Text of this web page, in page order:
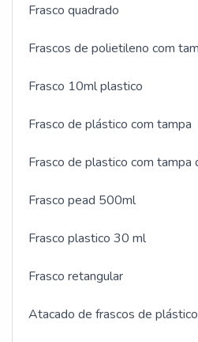
Frasco quadrado
Frascos de polietileno com
Frasco 10ml plastico
Frasco de plástico com tampa
Frasco de plastico com tampa
Frasco pead 500ml
Frasco plastico 30 ml
Frasco retangular
Atacado de frascos de plástico